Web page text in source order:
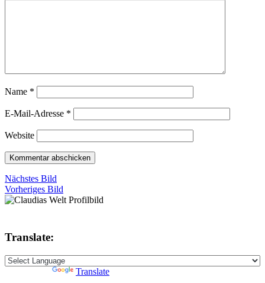
Name *
E-Mail-Adresse *
Website
Nächstes Bild
Vorheriges Bild
Translate:
Translate